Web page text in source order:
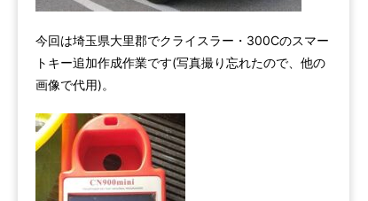
今回は埼玉県大里郡でクライスラー・300Cのスマー
トキー追加作成作業です(写真撮り忘れたので、他の
画像で代用)。